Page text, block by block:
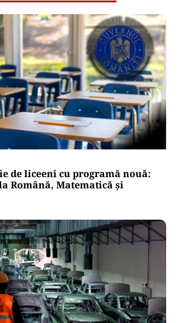
de liceeni cu programă nouă:
Română, Matematică și